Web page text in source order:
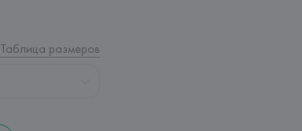
Таблица размеров